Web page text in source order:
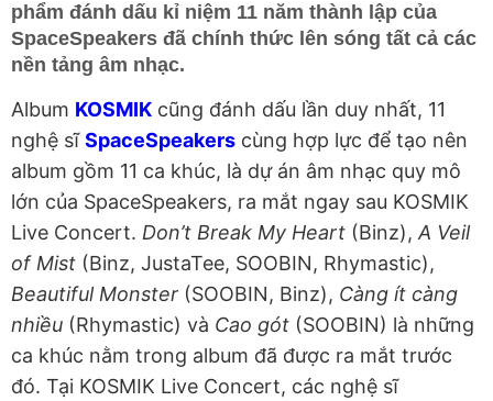
phẩm đánh dấu kỉ niệm 11 năm thành lập của
SpaceSpeakers đã chính thức lên sóng tất cả các
nền tảng âm nhạc.
Album KOSMIK cũng đánh dấu lần duy nhất, 11
nghệ sĩSpaceSpeakers cùng hợp lực để tạo nên
album gồm 11 ca khúc, là dự án âm nhạc quy mô
lớn của SpaceSpeakers, ra mắt ngay sau KOSMIK
Live Concert. Don’t Break My Heart (Binz),A Veil
of Mist (Binz, JustaTee, SOOBIN, Rhymastic),
Beautiful Monster (SOOBIN, Binz), Càng ít càng
nhiều (Rhymastic) và Cao gót (SOOBIN) là những
ca khúc nằm trong album đã được ra mắt trước
đó. Tại KOSMIK Live Concert, các nghệ sĩ